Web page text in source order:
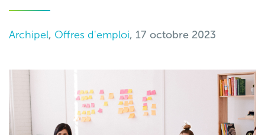
Archipel, Offres d'emploi, 17 octobre 2023